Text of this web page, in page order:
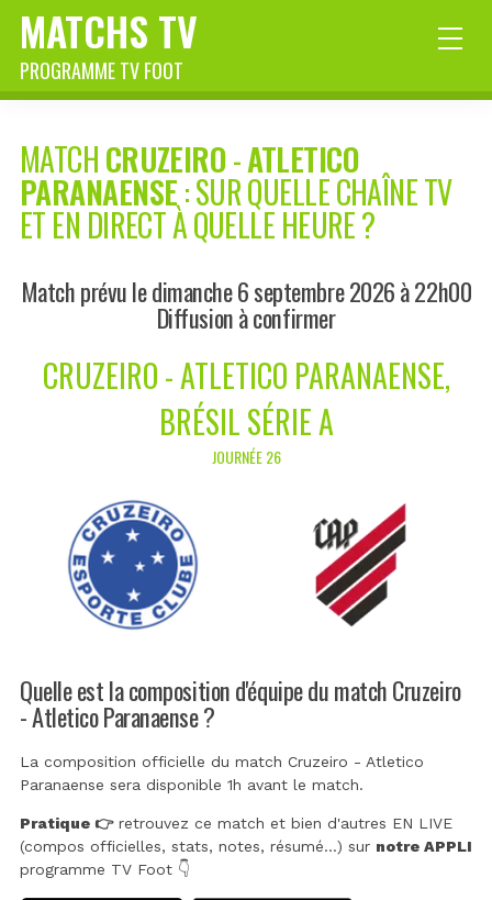
MATCHS TV
PROGRAMME TV FOOT
MATCHCRUZEIRO-ATLETICO
PARANAENSE: SUR QUELLE CHAÎNE TV
ET EN DIRECT À QUELLE HEURE ?
Match prévu le dimanche 6 septembre 2026 à 22h00
Diffusion à confirmer
CRUZEIRO - ATLETICO PARANAENSE,
BRÉSIL SÉRIE A
JOURNÉE 26
Quelle est la composition d'équipe du match Cruzeiro
- Atletico Paranaense ?
La composition officielle du match Cruzeiro - Atletico
Paranaense sera disponible 1h avant le match.
Pratique 👉retrouvez ce match et bien d'autres EN LIVE
(compos officielles, stats, notes, résumé...) sur notre APPLI
programme TV Foot 👇